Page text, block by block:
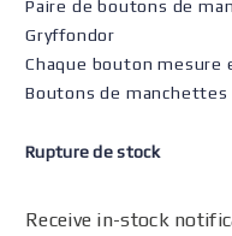
Paire de boutons de
Gryffondor
Chaque bouton mesure
Boutons de
Rupture de stock
Receive in-stock